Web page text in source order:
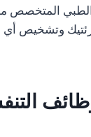
الطبي المتخصص
رئتيك وتشخيص